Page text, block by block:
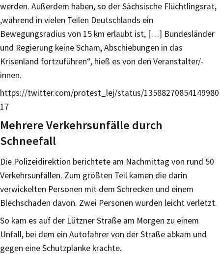
werden. Außerdem haben, so der Sächsische Flüchtlingsrat,
‚während in vielen Teilen Deutschlands ein
Bewegungsradius von 15 km erlaubt ist, […] Bundesländer
und Regierung keine Scham, Abschiebungen in das
Krisenland fortzuführen“, hieß es von den Veranstalter/-
innen.
https://twitter.com/protest_lej/status/13588270854149980
17
Mehrere Verkehrsunfälle durch
Schneefall
Die Polizeidirektion berichtete am Nachmittag von rund 50
Verkehrsunfällen. Zum größten Teil kamen die darin
verwickelten Personen mit dem Schrecken und einem
Blechschaden davon. Zwei Personen wurden leicht verletzt.
So kam es auf der Lützner Straße am Morgen zu einem
Unfall, bei dem ein Autofahrer von der Straße abkam und
gegen eine Schutzplanke krachte.